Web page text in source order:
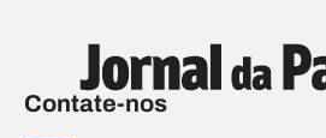
Contate-nos